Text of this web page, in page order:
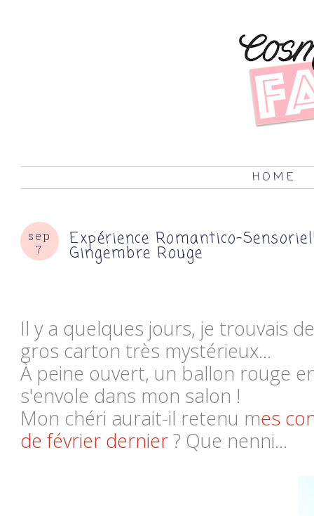
HOME
sep
7 Expérience Romantico-
Gingembre Rouge
Il y a quelques jours, je trouvais
gros carton très mystérieux...
À peine ouvert, un ballon rouge
s'envole dans mon salon !
Mon chéri aurait-il retenu mes
de février dernier? Que nenni...